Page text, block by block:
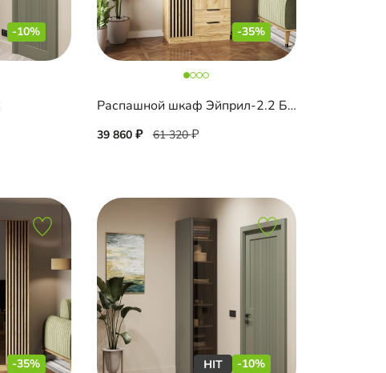
-10% -35%
Распашной шкаф Эйприл-2.2 Блэк
39 860 61 320
-35% -10%